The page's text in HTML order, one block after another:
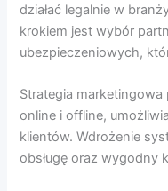
działać legalnie w
krokiem jest wybór
ubezpieczeniowych,
Strategia
online i offline,
klientów. Wdrożenie
obsługę oraz wygodny